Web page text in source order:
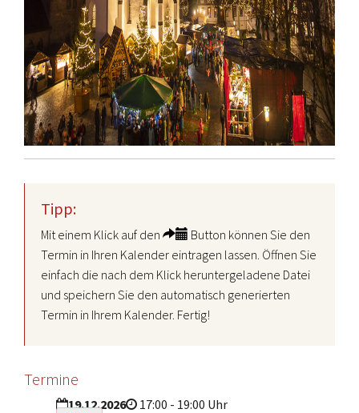
Tipp:
Mit einem Klick auf den
Button können Sie den
Termin in Ihren Kalender eintragen lassen. Öffnen Sie
einfach die nach dem Klick heruntergeladene Datei
und speichern Sie den automatisch generierten
Termin in Ihrem Kalender. Fertig!
Termine
19.12.2026 17:00 - 19:00 Uhr